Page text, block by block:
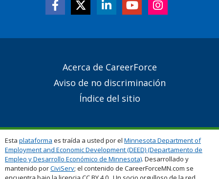
Acerca de CareerForce
Aviso de no discriminación
Índice del sitio
Esta plataforma es traída a usted por el Minnesota Department of
Employment and Economic Development (DEED) (Departamento de
Empleo y Desarrollo Económico de Minnesota). Desarrollado y
mantenido porCiviServ; el contenido de CareerForceMN.com se